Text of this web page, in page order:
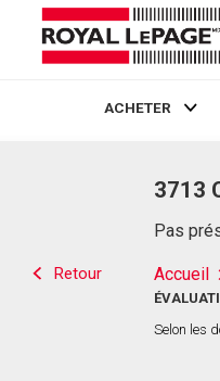
ACHETER
Retour
3713
Pas
Accueil
Selon les